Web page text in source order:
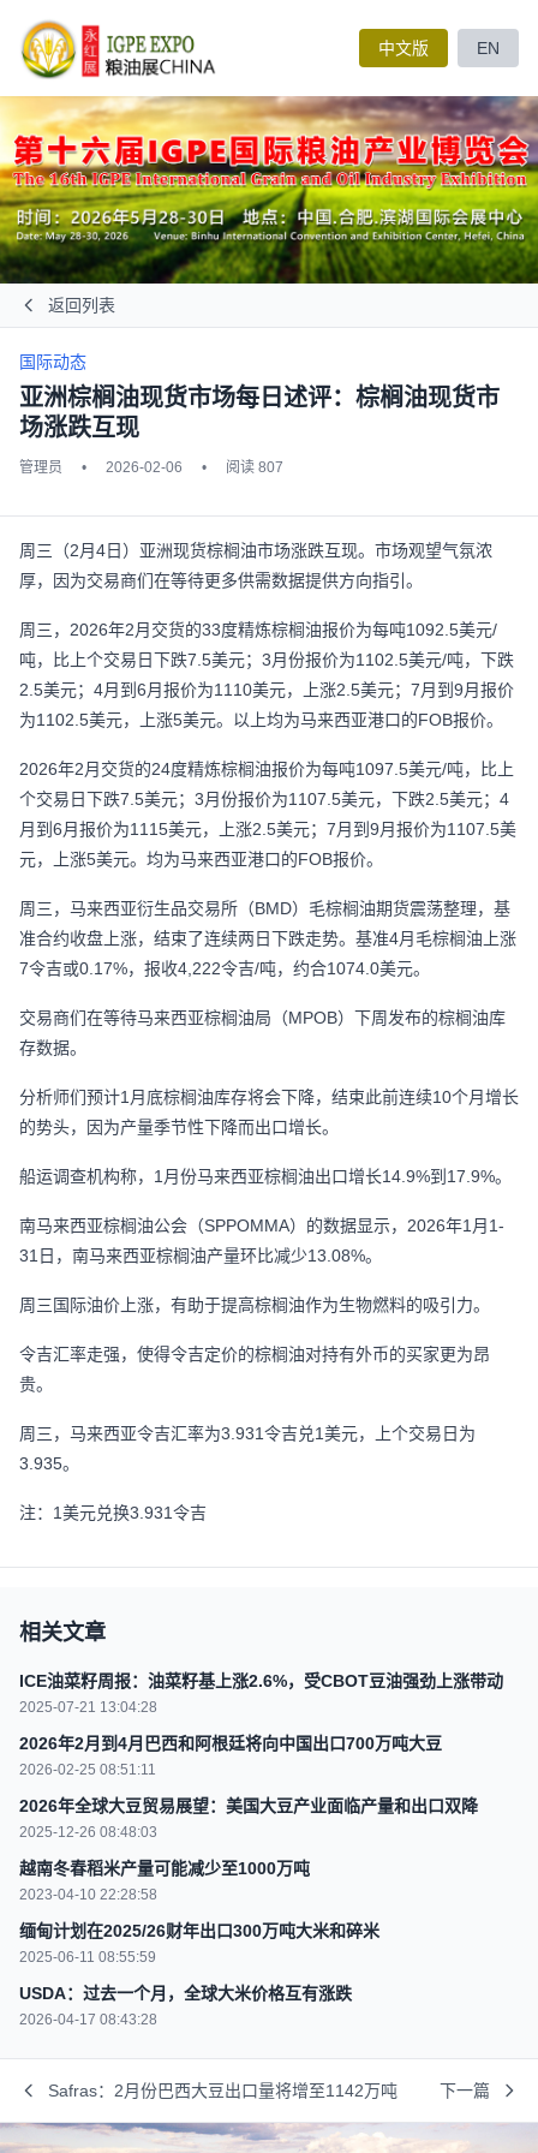
中文版 EN
返回列表
国际动态
亚洲棕榈油现货市场每日述评：棕榈油现货市
场涨跌互现
管理员 • 2026-02-06 • 阅读 807
周三（2月4日）亚洲现货棕榈油市场涨跌互现。市场观望气氛浓
厚，因为交易商们在等待更多供需数据提供方向指引。
周三，2026年2月交货的33度精炼棕榈油报价为每吨1092.5美元/
吨，比上个交易日下跌7.5美元；3月份报价为1102.5美元/吨，下跌
2.5美元；4月到6月报价为1110美元，上涨2.5美元；7月到9月报价
为1102.5美元，上涨5美元。以上均为马来西亚港口的FOB报价。
2026年2月交货的24度精炼棕榈油报价为每吨1097.5美元/吨，比上
个交易日下跌7.5美元；3月份报价为1107.5美元，下跌2.5美元；4
月到6月报价为1115美元，上涨2.5美元；7月到9月报价为1107.5美
元，上涨5美元。均为马来西亚港口的FOB报价。
周三，马来西亚衍生品交易所（BMD）毛棕榈油期货震荡整理，基
准合约收盘上涨，结束了连续两日下跌走势。基准4月毛棕榈油上涨
7令吉或0.17%，报收4,222令吉/吨，约合1074.0美元。
交易商们在等待马来西亚棕榈油局（MPOB）下周发布的棕榈油库
存数据。
分析师们预计1月底棕榈油库存将会下降，结束此前连续10个月增长
的势头，因为产量季节性下降而出口增长。
船运调查机构称，1月份马来西亚棕榈油出口增长14.9%到17.9%。
南马来西亚棕榈油公会（SPPOMMA）的数据显示，2026年1月1-
31日，南马来西亚棕榈油产量环比减少13.08%。
周三国际油价上涨，有助于提高棕榈油作为生物燃料的吸引力。
令吉汇率走强，使得令吉定价的棕榈油对持有外币的买家更为昂
贵。
周三，马来西亚令吉汇率为3.931令吉兑1美元，上个交易日为
3.935。
注：1美元兑换3.931令吉
相关文章
ICE油菜籽周报：油菜籽基上涨2.6%，受CBOT豆油强劲上涨带动
2025-07-21 13:04:28
2026年2月到4月巴西和阿根廷将向中国出口700万吨大豆
2026-02-25 08:51:11
2026年全球大豆贸易展望：美国大豆产业面临产量和出口双降
2025-12-26 08:48:03
越南冬春稻米产量可能减少至1000万吨
2023-04-10 22:28:58
缅甸计划在2025/26财年出口300万吨大米和碎米
2025-06-11 08:55:59
USDA：过去一个月，全球大米价格互有涨跌
2026-04-17 08:43:28
Safras：2月份巴西大豆出口量将增至1142万吨 下一篇